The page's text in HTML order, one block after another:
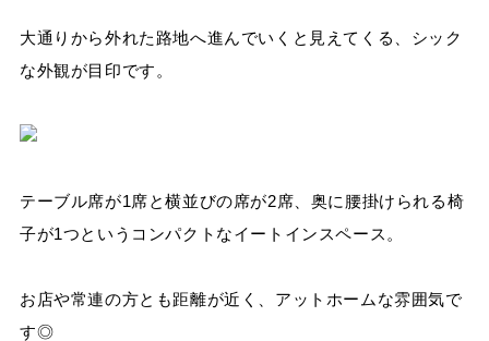
大通りから外れた路地へ進んでいくと見えてくる、シック
な外観が目印です。
テーブル席が1席と横並びの席が2席、奥に腰掛けられる椅
子が1つというコンパクトなイートインスペース。
お店や常連の方とも距離が近く、アットホームな雰囲気で
す◎